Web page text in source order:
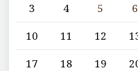
3
4 5 6
10
11 12
17
18 19